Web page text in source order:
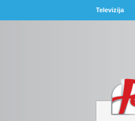
Televizija